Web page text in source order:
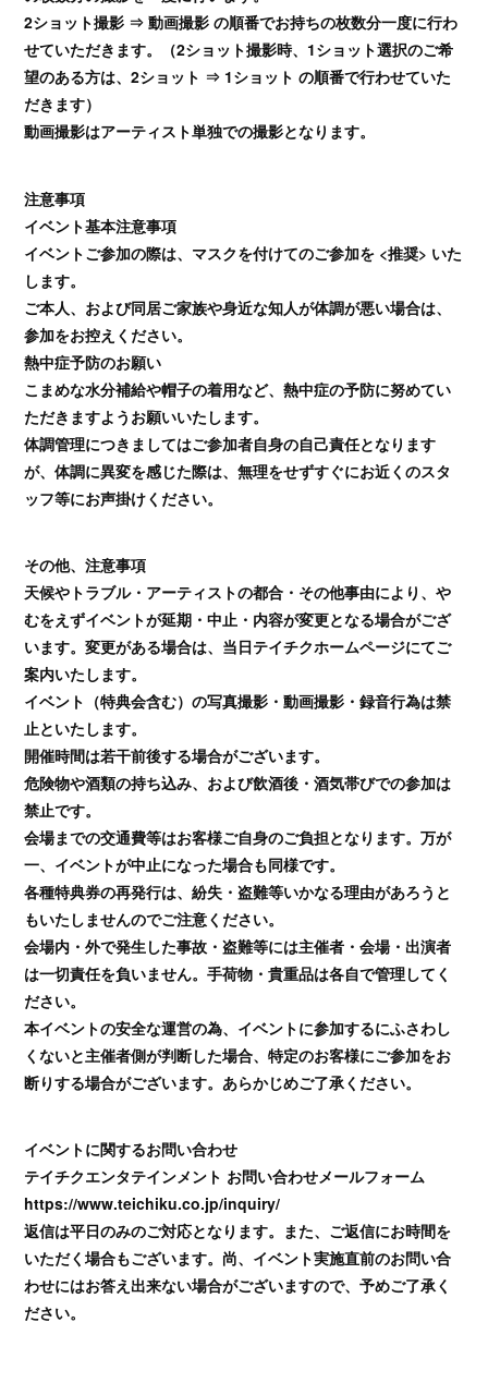
2ショット撮影 ⇒ 動画撮影 の順番でお持ちの枚数分一度に行わ
せていただきます。（2ショット撮影時、1ショット選択のご希
望のある方は、2ショット ⇒ 1ショット の順番で行わせていた
だきます）
動画撮影はアーティスト単独での撮影となります。
注意事項
イベント基本注意事項
イベントご参加の際は、マスクを付けてのご参加を <推奨> いた
します。
ご本人、および同居ご家族や身近な知人が体調が悪い場合は、
参加をお控えください。
熱中症予防のお願い
こまめな水分補給や帽子の着用など、熱中症の予防に努めてい
ただきますようお願いいたします。
体調管理につきましてはご参加者自身の自己責任となります
が、体調に異変を感じた際は、無理をせずすぐにお近くのスタ
ッフ等にお声掛けください。
その他、注意事項
天候やトラブル・アーティストの都合・その他事由により、や
むをえずイベントが延期・中止・内容が変更となる場合がござ
います。変更がある場合は、当日テイチクホームページにてご
案内いたします。
イベント（特典会含む）の写真撮影・動画撮影・録音行為は禁
止といたします。
開催時間は若干前後する場合がございます。
危険物や酒類の持ち込み、および飲酒後・酒気帯びでの参加は
禁止です。
会場までの交通費等はお客様ご自身のご負担となります。万が
一、イベントが中止になった場合も同様です。
各種特典券の再発行は、紛失・盗難等いかなる理由があろうと
もいたしませんのでご注意ください。
会場内・外で発生した事故・盗難等には主催者・会場・出演者
は一切責任を負いません。手荷物・貴重品は各自で管理してく
ださい。
本イベントの安全な運営の為、イベントに参加するにふさわし
くないと主催者側が判断した場合、特定のお客様にご参加をお
断りする場合がございます。あらかじめご了承ください。
イベントに関するお問い合わせ
テイチクエンタテインメント お問い合わせメールフォーム
https://www.teichiku.co.jp/inquiry/
返信は平日のみのご対応となります。また、ご返信にお時間を
いただく場合もございます。尚、イベント実施直前のお問い合
わせにはお答え出来ない場合がございますので、予めご了承く
ださい。